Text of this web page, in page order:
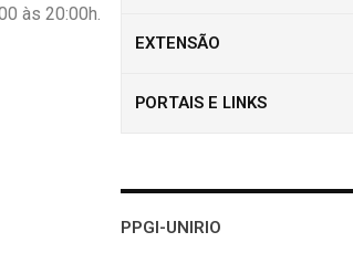
às 20:00h.
EXTENSÃO
PORTAIS E LINKS
PPGI-UNIRIO